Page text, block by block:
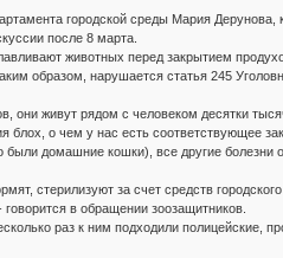
городской среды Мария Дерунова,
после 8 марта.
животных перед закрытием
образом, нарушается статья 245
живут рядом с человеком десятки
о чем у нас есть соответствующее
домашние кошки), все другие болезни
стерилизуют за счет средств
в обращении зоозащитников.
раз к ним подходили полицейские,